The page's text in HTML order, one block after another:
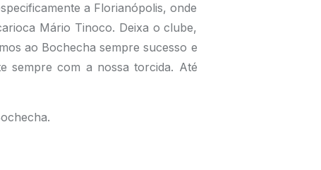
a Florianópolis, onde
Mário Tinoco. Deixa o clube,
ao Bochecha sempre sucesso e
sempre com a nossa torcida. Até